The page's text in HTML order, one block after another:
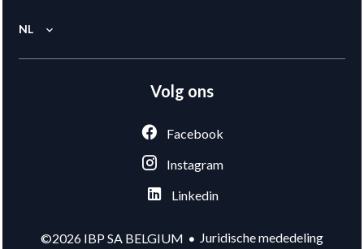
NL
Volg ons
Facebook
Instagram
Linkedin
©2026 IBP SA BELGIUM Juridische mededeling